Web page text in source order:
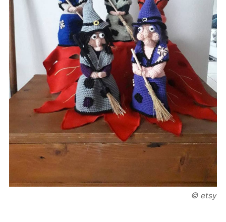
© etsy